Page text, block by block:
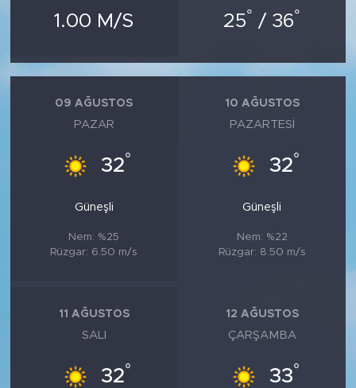
1.00 M/S 25° / 36°
09 AĞUSTOS
PAZAR
32°
Güneşli
Nem: %25
Rüzgar: 6.50 m/s
10 AĞUSTOS
PAZARTESI
32°
Güneşli
Nem: %22
Rüzgar: 8.50 m/s
11 AĞUSTOS
SALI
32°
12 AĞUSTOS
ÇARŞAMBA
33°